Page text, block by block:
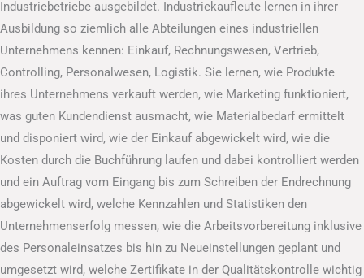
Industriebetriebe ausgebildet. Industriekaufleute lernen in ihrer
Ausbildung so ziemlich alle Abteilungen eines industriellen
Unternehmens kennen: Einkauf, Rechnungswesen, Vertrieb,
Controlling, Personalwesen, Logistik. Sie lernen, wie Produkte
ihres Unternehmens verkauft werden, wie Marketing funktioniert,
was guten Kundendienst ausmacht, wie Materialbedarf ermittelt
und disponiert wird, wie der Einkauf abgewickelt wird, wie die
Kosten durch die Buchführung laufen und dabei kontrolliert werden
und ein Auftrag vom Eingang bis zum Schreiben der Endrechnung
abgewickelt wird, welche Kennzahlen und Statistiken den
Unternehmenserfolg messen, wie die Arbeitsvorbereitung inklusive
des Personaleinsatzes bis hin zu Neueinstellungen geplant und
umgesetzt wird, welche Zertifikate in der Qualitätskontrolle wichtig